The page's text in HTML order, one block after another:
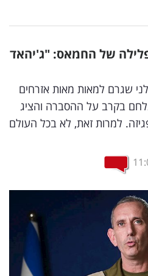
של החמאס: "ג'יהאד
שגרם למאות מאות אזרחים
בקרב על ההסברה והציג
למרות זאת, לא בכל העולם